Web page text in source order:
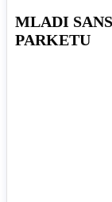
MLADI
PARKETU